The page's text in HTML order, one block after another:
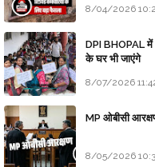
8/04/2026
DPI BHOPAL में
के घर भी जाएंगे
8/07/2026
MP ओबीसी
8/05/2026